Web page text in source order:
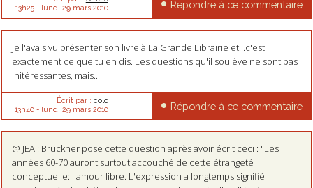
13h25- lundi 29 mars 2010 Répondre à ce commentaire
Je l'avais vu présenter son livre à La Grande Librairie et...c'est
exactement ce que tu en dis. Les questions qu'il soulève ne sont pas
initéressantes, mais...
Écrit par : colo
13h40- lundi 29 mars 2010 Répondre à ce commentaire
@ JEA : Bruckner pose cette question après avoir écrit ceci : "Les
années 60-70 auront surtout accouché de cette étrangeté
conceptuelle: l'amour libre. L'expression a longtemps signifié